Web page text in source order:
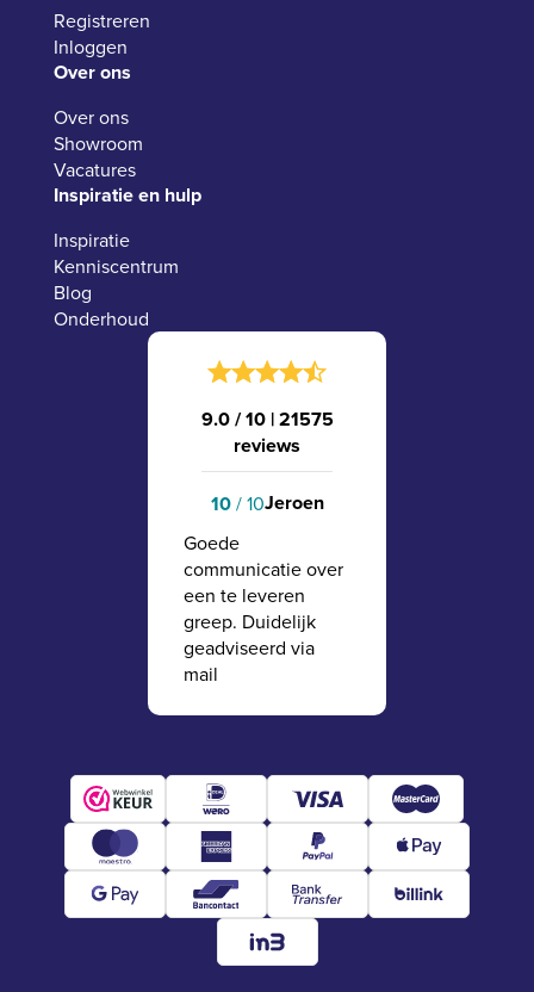
Registreren
Inloggen
Over ons
Over ons
Showroom
Vacatures
Inspiratie en hulp
Inspiratie
Kenniscentrum
Blog
Onderhoud
9.0 / 10 |21575
reviews
10/ 10Jeroen
Goede
communicatie over
een te leveren
greep. Duidelijk
geadviseerd via
mail